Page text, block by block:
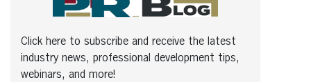
Click here to subscribe and receive the latest
industry news, professional development tips,
webinars, and more!